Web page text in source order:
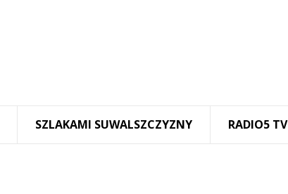
SZLAKAMI SUWALSZCZYZNY RADIO5 TV